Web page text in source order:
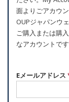
リ
ー
タ
ブ
面よりごアカウ
OUPジャパンウ
ご購入または購
なアカウントです
Eメールアドレス